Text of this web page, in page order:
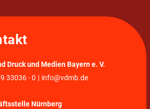
Druck und Medien Bayern e. V.
33036 - 0 | info@vdmb.de
Nürnberg